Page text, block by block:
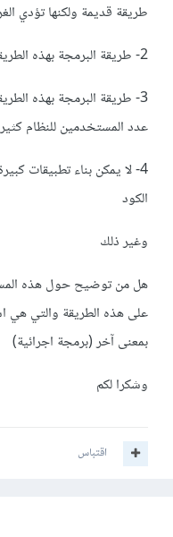
طريقة قديمة ولكنها تؤدي
2- طريقة البرمجة بهذه الطريقة ضعيفة الأداء !
3- طريقة البرمجة بهذه
عدد المستخدمين للنظام
4- لا يمكن بناء تطبيقات
الكود
وغير ذلك
هل من توضيح حول هذه
بمعنى آخر (برمجة اجرائية)
وشكرا لكم
اقتباس